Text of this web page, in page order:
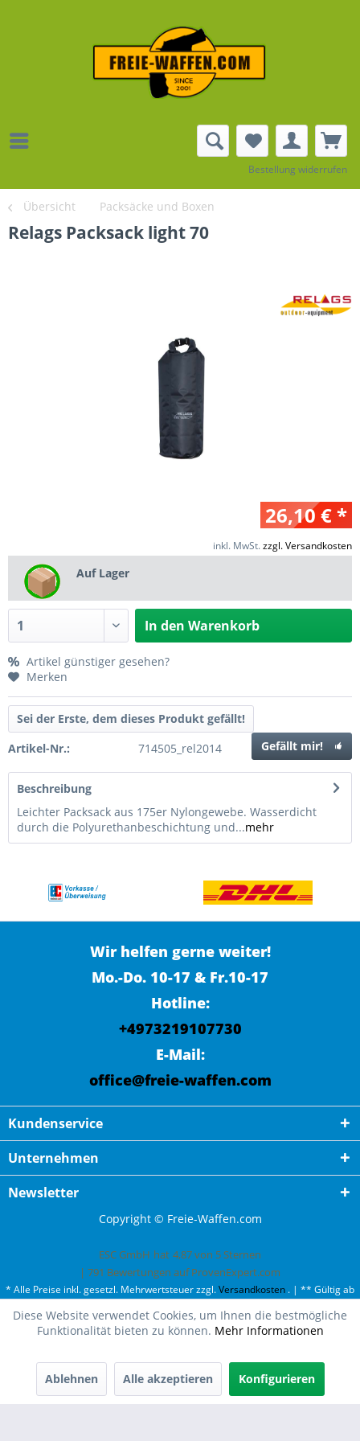
Bestellung widerrufen
Übersicht Packsäcke und Boxen
Relags Packsack light 70
26,10 € *
inkl. MwSt.zzgl. Versandkosten
Auf Lager
In den Warenkorb
Artikel günstiger gesehen?
Merken
Sei der Erste, dem dieses Produkt gefällt!
Gefällt mir!
Artikel-Nr.: 714505_rel2014
Beschreibung
Leichter Packsack aus 175er Nylongewebe. Wasserdicht
durch die Polyurethanbeschichtung und...mehr
Wir helfen gerne weiter!
Mo.-Do. 10-17 & Fr.10-17
Hotline:
+4973219107730
E-Mail:
office@freie-waffen.com
Kundenservice
Unternehmen
Newsletter
Copyright © Freie-Waffen.com
ESC GmbH hat 4,87von 5Sternen
| 791 Bewertungen auf ProvenExpert.com
* Alle Preise inkl. gesetzl. Mehrwertsteuer zzgl.Versandkosten . | ** Gültig ab
50¤ Bestellwert und einmal pro Kunde. | *** Innerhalb Deutschland,
ausgenommen Gefahrgut. Weitere Ländern finden Sie unterVersandkosten
Diese Website verwendet Cookies, um Ihnen die bestmögliche
Funktionalität bieten zu können. Mehr Informationen
Ablehnen Alle akzeptieren Konfigurieren